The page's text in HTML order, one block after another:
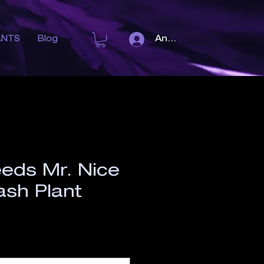
Blog Anmelden
Mr. Nice
Plant